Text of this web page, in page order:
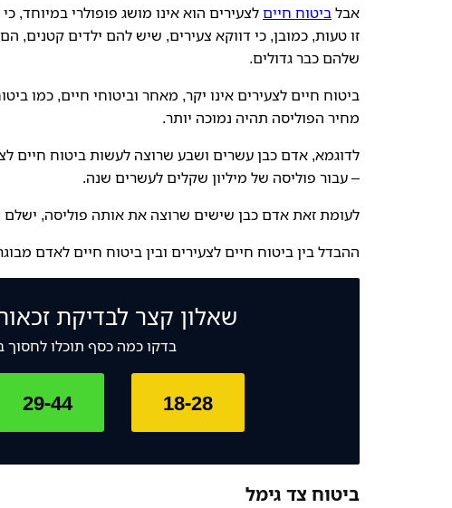
אבלביטוח חייםלצעירים הוא אינו מושג פופולרי במיוחד,
זו טעות, כמובן, כי דווקא צעירים, שיש להם ילדים קטנים,
שלהם כבר גדולים.
ביטוח חיים לצעירים אינו יקר, מאחר וביטוחי חיים, כמו
מחיר הפוליסה תהיה נמוכה יותר.
לדוגמא, אדם כבן עשרים ושבע שרוצה לעשות ביטוח חיים
– עבור פוליסה של מיליון שקלים לעשרים שנה.
לעומת זאת אדם כבן שישים שרוצה את אותה פוליסה, ישלם החל מ 494 ש”ח, ועד
ההבדל בין ביטוח חיים לצעירים ובין ביטוח חיים לאדם
שאלון קצר לבדיקת
בדקו כמה כסף תוכלו
18-28
29-44
ביטוח צד גימל